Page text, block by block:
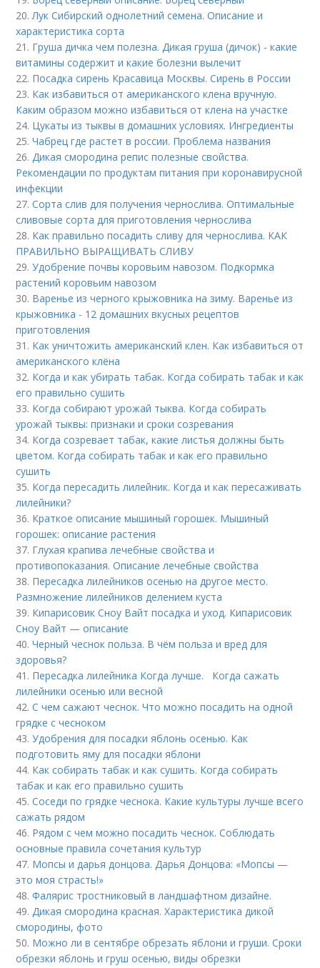
20.Лук Сибирский однолетний семена. Описание и
характеристика сорта
21. Груша дичка чем полезна. Дикая груша (дичок) - какие
витамины содержит и какие болезни вылечит
22. Посадка сирень Красавица Москвы. Сирень в России
23. Как избавиться от американского клена вручную.
Каким образом можно избавиться от клена на участке
24. Цукаты из тыквы в домашних условиях. Ингредиенты
25.Чабрец где растет в россии. Проблема названия
26.Дикая смородина репис полезные свойства.
Рекомендации по продуктам питания при коронавирусной
инфекции
27.Сорта слив для получения чернослива. Оптимальные
сливовые сорта для приготовления чернослива
28. Как правильно посадить сливу для чернослива. КАК
ПРАВИЛЬНО ВЫРАЩИВАТЬ СЛИВУ
29.Удобрение почвы коровьим навозом. Подкормка
растений коровьим навозом
30. Варенье из черного крыжовника на зиму. Варенье из
крыжовника - 12 домашних вкусных рецептов
приготовления
31. Как уничтожить американский клен. Как избавиться от
американского клёна
32. Когда и как убирать табак. Когда собирать табак и как
его правильно сушить
33. Когда собирают урожай тыква. Когда собирать
урожай тыквы: признаки и сроки созревания
34. Когда созревает табак, какие листья должны быть
цветом. Когда собирать табак и как его правильно
сушить
35. Когда пересадить лилейник. Когда и как пересаживать
лилейники?
36. Краткое описание мышиный горошек. Мышиный
горошек: описание растения
37. Глухая крапива лечебные свойства и
противопоказания. Описание лечебные свойства
38. Пересадка лилейников осенью на другое место.
Размножение лилейников делением куста
39. Кипарисовик Сноу Вайт посадка и уход. Кипарисовик
Сноу Вайт — описание
40.Черный чеснок польза. В чём польза и вред для
здоровья?
41. Пересадка лилейника Когда лучше. Когда сажать
лилейники осенью или весной
42.С чем сажают чеснок. Что можно посадить на одной
грядке с чесноком
43.Удобрения для посадки яблонь осенью. Как
подготовить яму для посадки яблони
44. Как собирать табак и как сушить. Когда собирать
табак и как его правильно сушить
45.Соседи по грядке чеснока. Какие культуры лучше всего
сажать рядом
46. Рядом с чем можно посадить чеснок. Соблюдать
основные правила сочетания культур
47. Мопсы и дарья донцова. Дарья Донцова: «Мопсы —
это моя страсть!»
48.Фалярис тростниковый в ландшафтном дизайне.
49.Дикая смородина красная. Характеристика дикой
смородины, фото
50. Можно ли в сентябре обрезать яблони и груши. Сроки
обрезки яблонь и груш осенью, виды обрезки